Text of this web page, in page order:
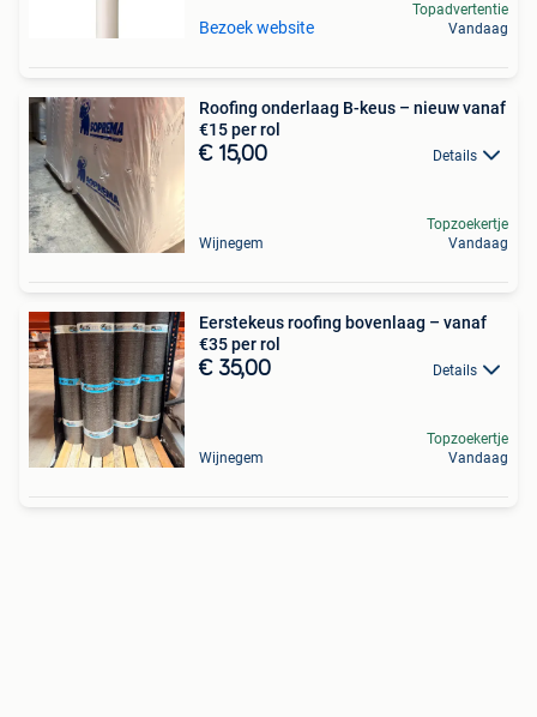
Bezoek website
Topadvertentie
Vandaag
Roofing onderlaag B-keus – nieuw vanaf
€15 per rol
€ 15,00 Details
Wijnegem
Topzoekertje
Vandaag
Eerstekeus roofing bovenlaag – vanaf
€35 per rol
€ 35,00 Details
Wijnegem
Topzoekertje
Vandaag